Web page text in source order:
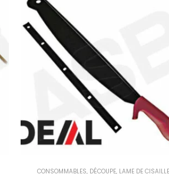
CONSOMMABLES, DÉCOUPE, LAME DE CISAILLE